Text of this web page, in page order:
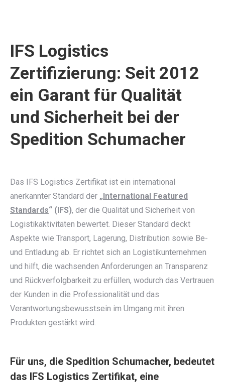
IFS Logistics
Zertifizierung: Seit 2012
ein Garant für Qualität
und Sicherheit bei der
Spedition Schumacher
Das IFS Logistics Zertifikat ist ein international
anerkannter Standard der „International Featured
Standards“ (IFS), der die Qualität und Sicherheit von
Logistikaktivitäten bewertet. Dieser Standard deckt
Aspekte wie Transport, Lagerung, Distribution sowie Be-
und Entladung ab. Er richtet sich an Logistikunternehmen
und hilft, die wachsenden Anforderungen an Transparenz
und Rückverfolgbarkeit zu erfüllen, wodurch das Vertrauen
der Kunden in die Professionalität und das
Verantwortungsbewusstsein im Umgang mit ihren
Produkten gestärkt wird.
Für uns, die Spedition Schumacher, bedeutet
das IFS Logistics Zertifikat, eine